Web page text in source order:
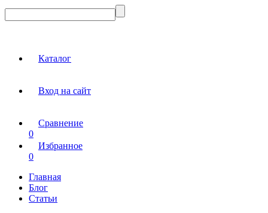
Каталог
Вход на сайт
Сравнение
0
Избранное
0
Главная
Блог
Статьи